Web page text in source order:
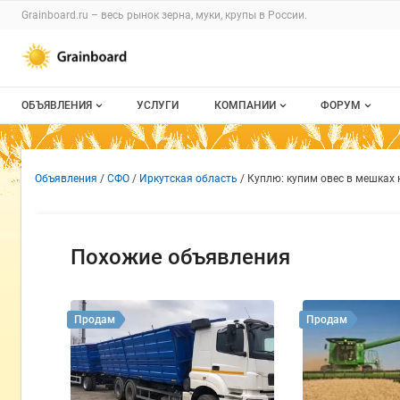
Раздел навигации по сайту grainboard.ru
Grainboard.ru – весь рынок зерна, муки, крупы в России.
Авторизация и меню пользователя
Навигация по разделам сайта grainboard.ru
ОБЪЯВЛЕНИЯ
Все объявления
Мои объявления
УСЛУГИ КОМПАНИИ
О каталоге компаний
Каталог компаний
Платное размещение
ФОРУМ
Все темы
Избранные
Объявление: Куплю: купим
Информация о объявлении
Навигация и управление
Объявления СФО Иркутская область Куплю: купим овес в мешках
Похожие объявления
Продам Продам